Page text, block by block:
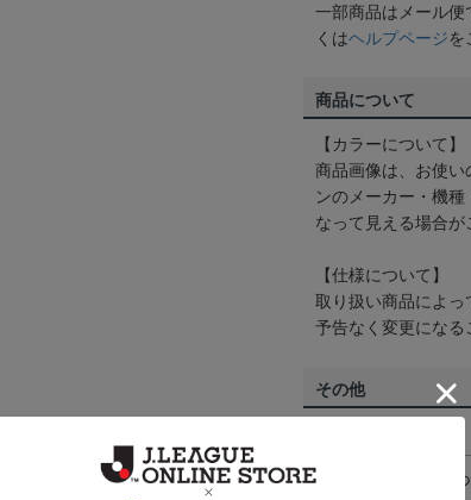
一部商品はメール便
くはヘルプページを
商品について
【カラーについて】
商品画像は、お使い
ンのメーカー・機
なって見える場合が
【仕様について】
取り扱い商品によ
予告なく変更になる
その他
ギフト対応に